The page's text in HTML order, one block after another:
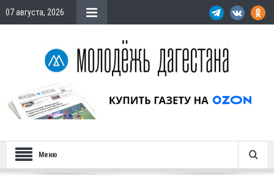
07 августа, 2026
Меню